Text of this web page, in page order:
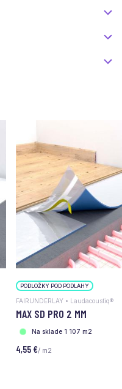
PODLOŽKY POD PODLAHY
FAIRUNDERLAY • Laudacoustiq®
MAX SD PRO 2 MM
Na sklade 1 107 m2
4,55 €/ m2